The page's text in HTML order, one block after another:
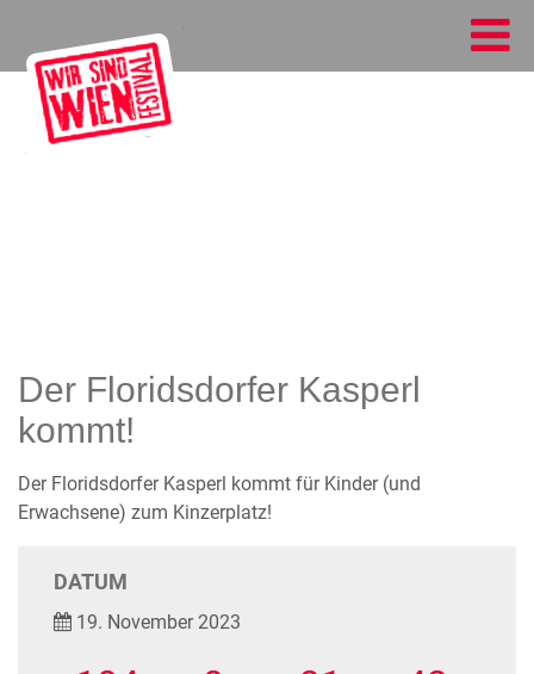
Der Floridsdorfer Kasperl
kommt!
Der Floridsdorfer Kasperl kommt für Kinder (und
Erwachsene) zum Kinzerplatz!
DATUM
19. November 2023